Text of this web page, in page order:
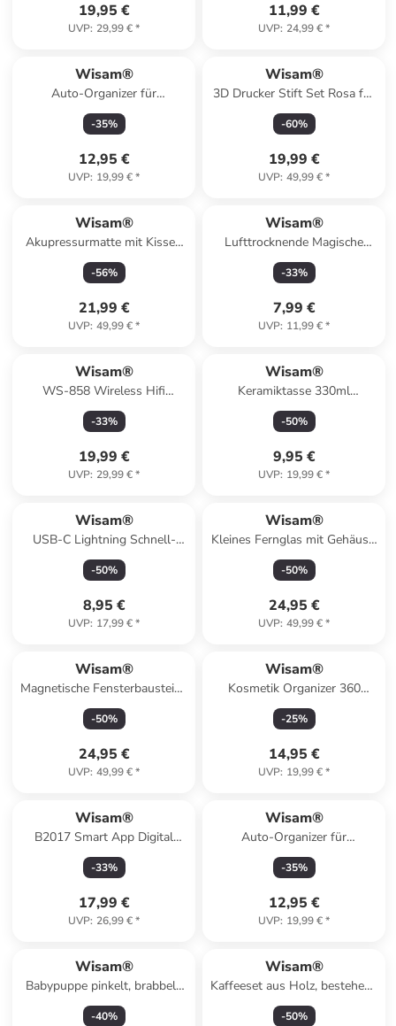
19,95 €
UVP: 29,99 €*
11,99 €
UVP: 24,99 €*
Wisam®
Auto-Organizer für
Vordersitze mit Fächern
-35%
12,95 €
UVP: 19,99 €*
Wisam®
3D Drucker Stift Set Rosa für
Kinder Erwachsene mit 3
Farben 1.75mm
-60%
19,99 €
UVP: 49,99 €*
Wisam®
Akupressurmatte mit Kissen
Akupressur Set
Massagematte 60 x 40 Grau
-56%
21,99 €
UVP: 49,99 €*
Wisam®
Lufttrocknende Magische
Knete für Kinder mit
Modellierwerkzeug 12 Farben
-33%
7,99 €
UVP: 11,99 €*
Wisam®
WS-858 Wireless Hifi
Speaker Bluetooth Karaoke
Mikrofon Schwarz
-33%
19,99 €
UVP: 29,99 €*
Wisam®
Keramiktasse 330ml
Kaffeetasse mit Motiv
-50%
9,95 €
UVP: 19,99 €*
Wisam®
USB-C Lightning Schnell-
Ladekabel 30W 1.2m grau
-50%
8,95 €
UVP: 17,99 €*
Wisam®
Kleines Fernglas mit Gehäuse,
12-fache Vergrößerung
-50%
24,95 €
UVP: 49,99 €*
Wisam®
Magnetische Fensterbausteine
??für Mädchen Rosa 50 Stk.
-50%
24,95 €
UVP: 49,99 €*
Wisam®
Kosmetik Organizer 360
drehbar 5 Fächer Make-up
-25%
14,95 €
UVP: 19,99 €*
Wisam®
B2017 Smart App Digital
Personenwaage Bluetooth
iOS Android Schwarz
-33%
17,99 €
UVP: 26,99 €*
Wisam®
Auto-Organizer für
Vordersitze mit Fächern
-35%
12,95 €
UVP: 19,99 €*
Wisam®
Babypuppe pinkelt, brabbelt,
weint, spricht 12 Geräusche
-40%
Wisam®
Kaffeeset aus Holz, bestehend
aus Kaffeemaschine, Tassen
-50%